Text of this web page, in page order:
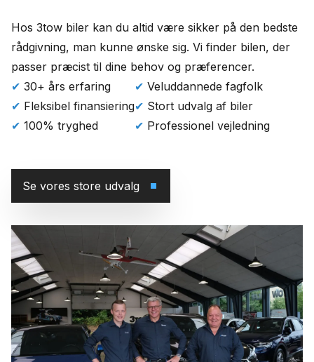
Hos 3tow biler kan du altid være sikker på den bedste
rådgivning, man kunne ønske sig. Vi finder bilen, der
passer præcist til dine behov og præferencer.
✔ 30+ års erfaring
✔ Fleksibel finansiering
✔ 100% tryghed
✔ Veluddannede fagfolk
✔ Stort udvalg af biler
✔ Professionel vejledning
Se vores store udvalg